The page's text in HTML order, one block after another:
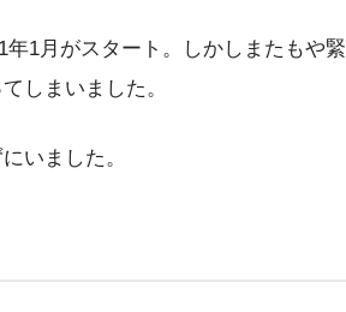
1月がスタート。しかしまたもや緊
しまいました。
にいました。